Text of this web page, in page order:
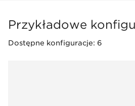
Stoły do
Przykładowe
Dostępne konfiguracje: 6